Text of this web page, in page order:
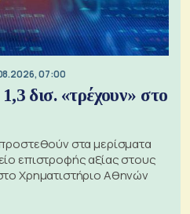
07:00
δισ. «τρέχουν» στο
στα μερίσματα
επιστροφής αξίας στους
Χρηματιστήριο Αθηνών